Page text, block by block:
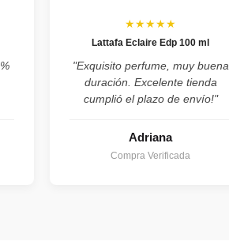
★★★★★
Lattafa Eclaire Edp 100 ml
"Exquisito perfume, muy buena
duración. Excelente tienda
cumplió el plazo de envío!"
Adriana
Compra Verificada